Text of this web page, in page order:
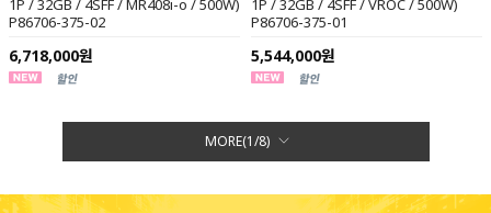
1P / 32GB / 4SFF / MR408i-o / 500W)
P86706-375-02
6,718,000원
1P / 32GB / 4SFF / VROC / 500W)
P86706-375-01
5,544,000원
MORE(1/8)